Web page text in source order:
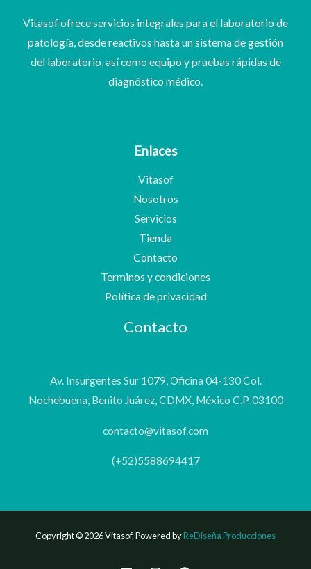
Vitasof ofrece servicios integrales para el laboratorio de
patología, desde reactivos hasta un sistema de gestión
del laboratorio, así como equipo y pruebas rápidas de
diagnóstico médico.
Enlaces
Vitasof
Nosotros
Servicios
Tienda
Contacto
Terminos y condiciones
Política de privacidad
Contacto
Av. Insurgentes Sur 1079, Oficina 04-130 Col.
Nochebuena, Benito Juárez, CDMX, México C.P. 03100
contacto@vitasof.com
(+52)5588694417
Copyright © 2026 Vitasof. Powered byReDiseña Producciones